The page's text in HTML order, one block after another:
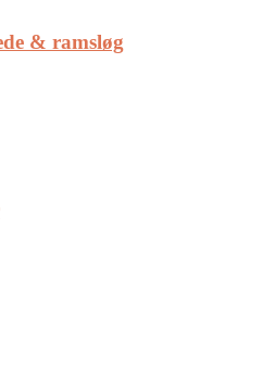
& ramsløg